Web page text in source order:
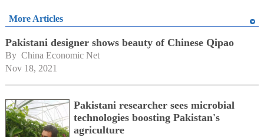
More Articles
Pakistani designer shows beauty of Chinese Qipao
By China Economic Net
Nov 18, 2021
Pakistani researcher sees microbial
technologies boosting Pakistan's
agriculture